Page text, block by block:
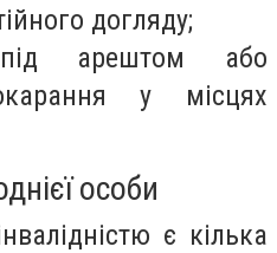
догляду;
під арештом або
у місцях
особи
є кілька